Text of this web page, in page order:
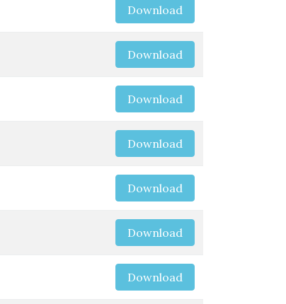
Download
Download
Download
Download
Download
Download
Download